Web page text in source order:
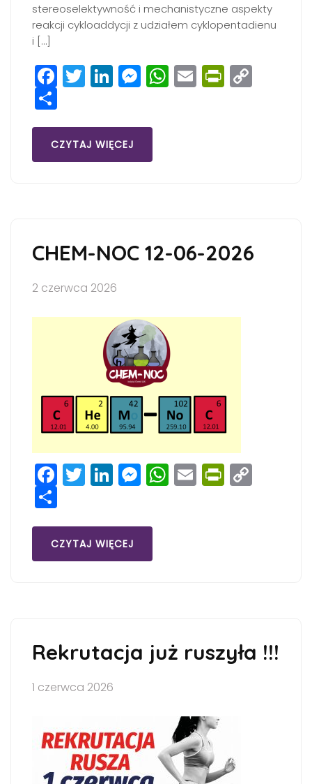
stereoselektywność i mechanistyczne aspekty
reakcji cykloaddycji z udziałem cyklopentadienu
i […]
Facebook
Twitter
LinkedIn
Messenger
WhatsApp
Email
Share
CZYTAJ WIĘCEJ
CHEM-NOC 12-06-2026
2 czerwca 2026
Facebook
Twitter
LinkedIn
Messenger
WhatsApp
Email
Share
CZYTAJ WIĘCEJ
Rekrutacja już ruszyła !!!
1 czerwca 2026